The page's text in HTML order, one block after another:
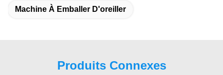
Machine À Emballer D'oreiller
Produits Connexes